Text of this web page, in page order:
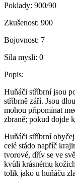
Poklady: 900/90
Zkušenost: 900
Bojovnost: 7
Síla mysli: 0
Popis:
Huňáči stříbrní jsou
stříbrně září. Jsou
mohou připomínat
zbraně; pokud dojde
Huňáči stříbrní
celé stádo napříč
tvorové, dřív se ve
kvůli krásnému
tolik jako u huňáču